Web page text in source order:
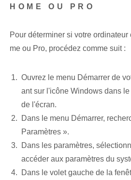
HOME OU PRO
Pour déterminer si votre
me ou Pro, procédez comme suit :
Ouvrez le menu Démarrer de
ant sur l'icône Windows dans
de l'écran.
Dans le menu Démarrer,
Paramètres ».
Dans les paramètres,
accéder aux paramètres du
Dans le volet gauche de la